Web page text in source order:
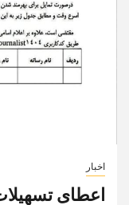
اخبار